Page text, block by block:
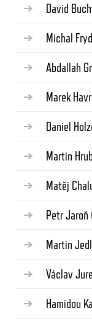
David
Michal
Abdallah
Marek
Daniel
Martin
Matěj
Petr Jaroň
Martin
Václav
Hamidou